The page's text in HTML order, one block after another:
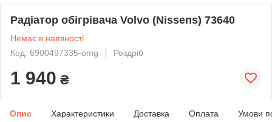
Радіатор обігрівача Volvo (Nissens) 73640
Немає в наявності
Код: 6900497335-omg
Роздріб
1 940 ₴
Опис Характеристики Доставка Оплата Умови